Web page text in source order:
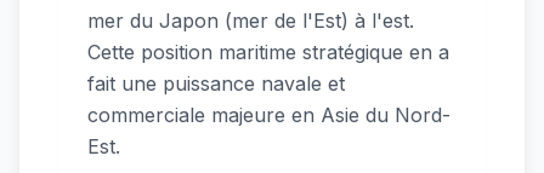
mer du Japon (mer de l'Est) à l'est.
Cette position maritime stratégique en a
fait une puissance navale et
commerciale majeure en Asie du Nord-
Est.